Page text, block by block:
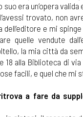
era un’opera
trovato, non
e mi
quelle vendute
la mia città da
18 alla Biblioteca di
facili, e quel che mi
a fare da